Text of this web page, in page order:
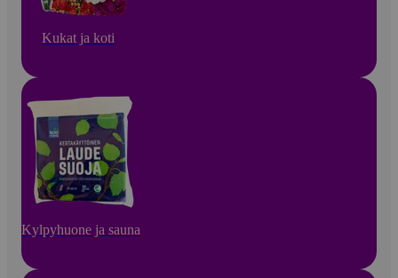
Kukat ja koti
Kylpyhuone ja sauna